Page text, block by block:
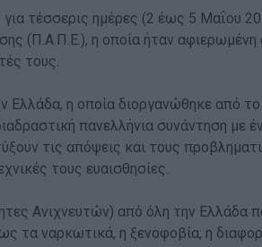
τέσσερις ημέρες (2 έως 5 Μαΐου
(Π.Α.Π.Ε.), η οποία ήταν αφιερωμένη
τους.
Ελλάδα, η οποία διοργανώθηκε από
πανελλήνια συνάντηση με
τις απόψεις και τους
τους ευαισθησίες.
Ανιχνευτών) από όλη την Ελλάδα
τα ναρκωτικά, η ξενοφοβία, η